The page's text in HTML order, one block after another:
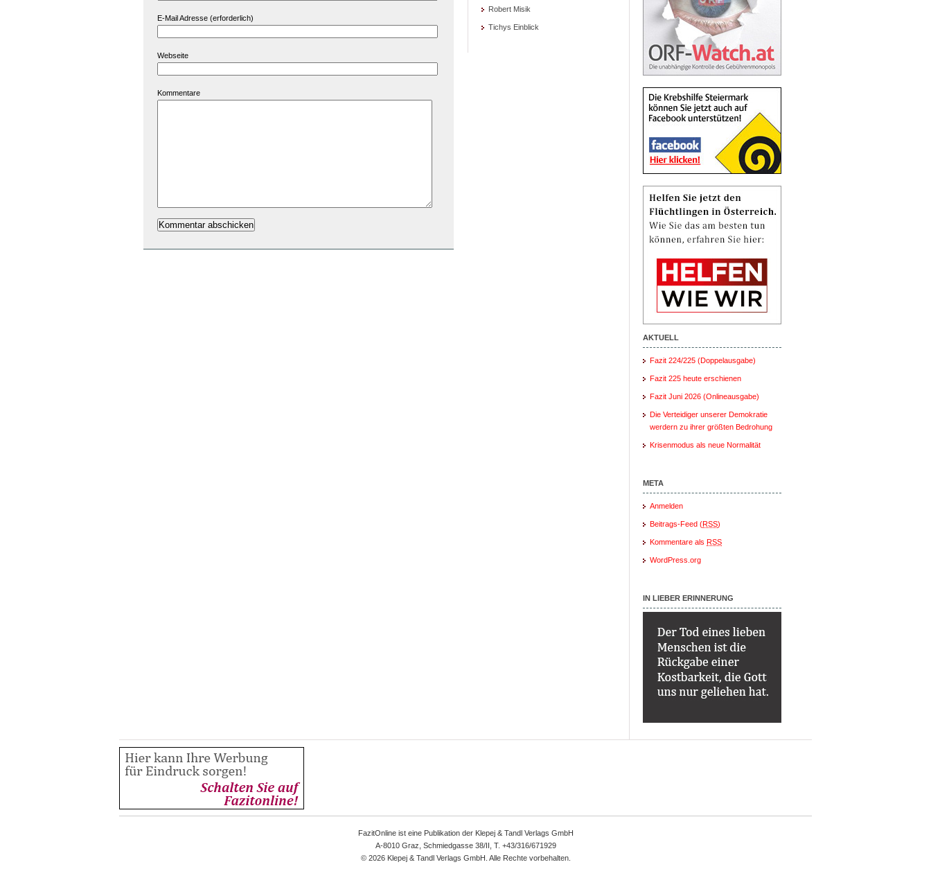
E-Mail Adresse (erforderlich)
Webseite
Kommentare
Robert Misik
Tichys Einblick
AKTUELL
Fazit 224/225 (Doppelausgabe)
Fazit 225 heute erschienen
Fazit Juni 2026 (Onlineausgabe)
Die Verteidiger unserer Demokratie
werdern zu ihrer größten Bedrohung
Krisenmodus als neue Normalität
META
Anmelden
Beitrags-Feed (RSS)
Kommentare als RSS
WordPress.org
IN LIEBER ERINNERUNG
FazitOnline ist eine Publikation der Klepej & Tandl Verlags GmbH
A-8010 Graz, Schmiedgasse 38/II, T. +43/316/671929
© 2026 Klepej & Tandl Verlags GmbH. Alle Rechte vorbehalten.